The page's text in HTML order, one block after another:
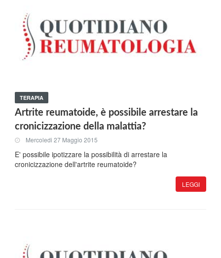
TERAPIA
Artrite reumatoide, è possibile arrestare la
cronicizzazione della malattia?
Mercoledi 27 Maggio 2015
E' possibile ipotizzare la possibilità di arrestare la
cronicizzazione dell'artrite reumatoide?
LEGGI